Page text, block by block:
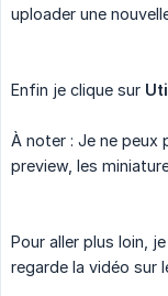
uploader une
Enfin je clique sur
À noter : Je ne peux
preview, les
Pour aller plus loin,
regarde la vidéo sur